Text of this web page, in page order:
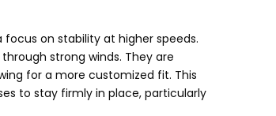
on stability at higher speeds.
strong winds. They are
for a more customized fit. This
to stay firmly in place, particularly